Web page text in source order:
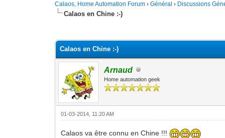
Calaos, Home Automation Forum ›Général › Discussions
Calaos en Chine :-)
Calaos en Chine :-)
Arnaud
Home automation geek
01-03-2014, 11:20 AM
Calaos va être connu en Chine !!!